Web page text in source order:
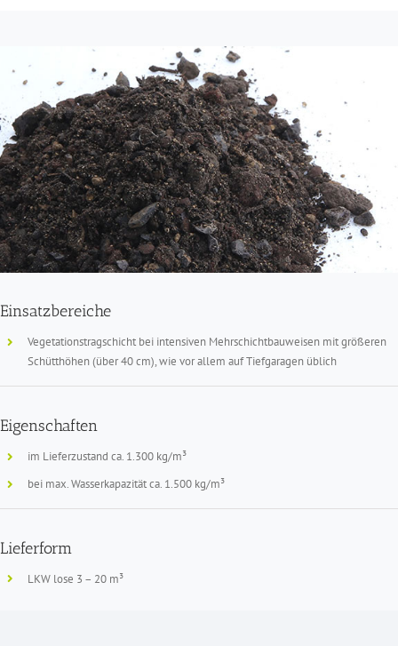
Einsatzbereiche
Vegetationstragschicht bei intensiven Mehrschichtbauweisen mit größeren
Schütthöhen (über 40 cm), wie vor allem auf Tiefgaragen üblich
Eigenschaften
im Lieferzustand ca. 1.300 kg/m³
bei max. Wasserkapazität ca. 1.500 kg/m³
Lieferform
LKW lose 3 – 20 m³